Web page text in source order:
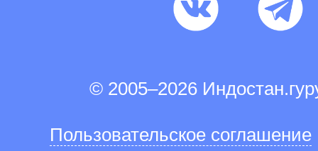
© 2005–2026
Пользовательское соглашение